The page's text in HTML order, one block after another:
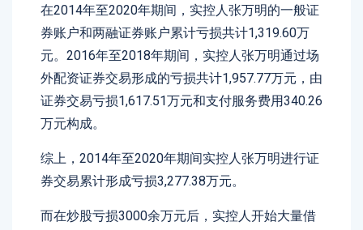
在2014年至2020年期间，实控人张万明的一般证
券账户和两融证券账户累计亏损共计1,319.60万
元。2016年至2018年期间，实控人张万明通过场
外配资证券交易形成的亏损共计1,957.77万元，由
证券交易亏损1,617.51万元和支付服务费用340.26
万元构成。
综上，2014年至2020年期间实控人张万明进行证
券交易累计形成亏损3,277.38万元。
而在炒股亏损3000余万元后，实控人开始大量借